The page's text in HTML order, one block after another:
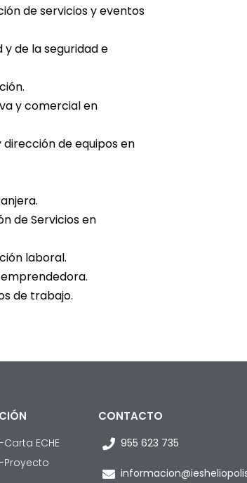
de servicios y eventos
de la seguridad e
y comercial en
de equipos en
de Servicios en
laboral.
de trabajo.
ECHE
Proyecto
CONTACTO
955 623 735